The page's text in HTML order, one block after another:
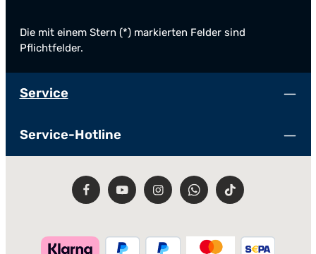
Die mit einem Stern (*) markierten Felder sind
Pflichtfelder.
Service
Service-Hotline